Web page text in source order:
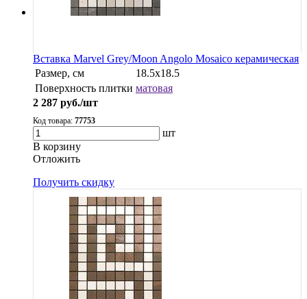
Вставка Marvel Grey/Moon Angolo Mosaico керамическая
Размер, см
18.5x18.5
Поверхность плитки матовая
2 287 руб./шт
Код товара: 77753
шт
В корзину
Oтложить
Получить скидку